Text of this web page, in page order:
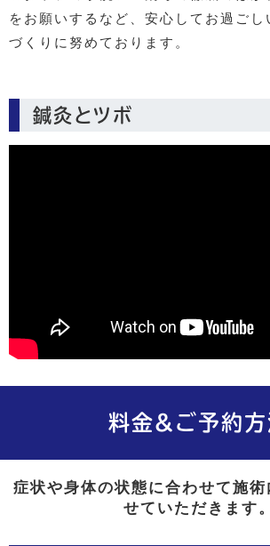
をお願いするなど、安心してお過ごし
づくりに努めております。
鍼灸とツボ
料金＆ご予約
症状や身体の状態に合わせて施術
せていただきます。